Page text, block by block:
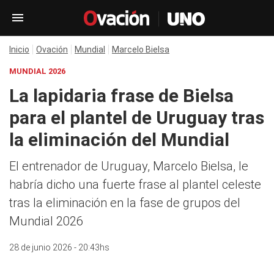
Inicio Ovación Mundial Marcelo Bielsa
MUNDIAL 2026
La lapidaria frase de Bielsa
para el plantel de Uruguay tras
la eliminación del Mundial
El entrenador de Uruguay, Marcelo Bielsa, le
habría dicho una fuerte frase al plantel celeste
tras la eliminación en la fase de grupos del
Mundial 2026
28 de junio 2026 - 20:43hs